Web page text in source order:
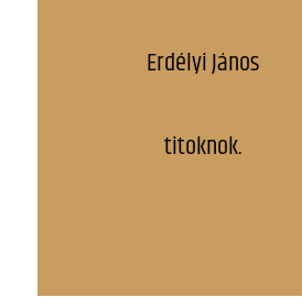
Erdélyi János
titoknok.